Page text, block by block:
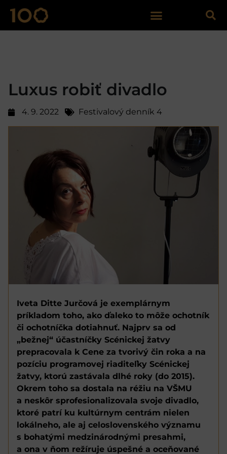
Luxus robiť divadlo
4. 9. 2022 Festivalový denník 4
Iveta Ditte Jurčová je exemplárnym
príkladom toho, ako ďaleko to môže ochotník
či ochotníčka dotiahnuť. Najprv sa od
„bežnej“ účastníčky Scénickej žatvy
prepracovala k Cene za tvorivý čin roka a na
pozíciu programovej riaditeľky Scénickej
žatvy, ktorú zastávala dlhé roky (do 2015).
Okrem toho sa dostala na réžiu na VŠMU
a neskôr sprofesionalizovala svoje divadlo,
ktoré patrí ku kultúrnym centrám nielen
lokálneho, ale aj celoslovenského významu
s bohatými medzinárodnými presahmi,
a ona v ňom režíruje úspešné a oceňované